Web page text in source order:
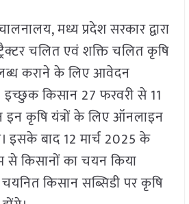
मध्य प्रदेश सरकार द्वारा
चलित एवं शक्ति चलित कृषि
कराने के लिए आवेदन
इच्छुक किसान 27 फरवरी से 11
इन कृषि यंत्रों के लिए ऑनलाइन
बाद 12 मार्च 2025 के
से किसानों का चयन किया
किसान सब्सिडी पर कृषि